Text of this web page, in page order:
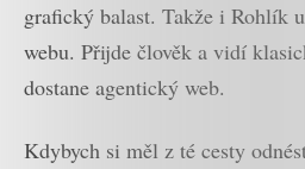
grafický balast. Takže i Rohlík
webu. Přijde člověk a vidí
dostane agentický web.
Kdybych si měl z té cesty